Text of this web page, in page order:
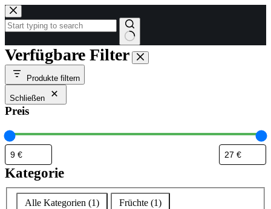
Zum
Inhalt
springen
Keine
Ergebnisse
Verfügbare Filter
Produkte filtern
Schließen
Preis
Kategorie
Kategorie
Alle Kategorien (1) Früchte (1)